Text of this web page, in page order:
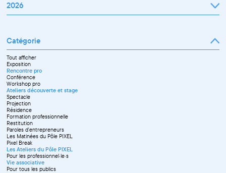
2026
Avril
Mai
Juin
Septembre
Octobre
Novembre
Catégorie
Tout afficher
Exposition
Rencontre pro
Conférence
Workshop pro
Ateliers découverte et stage
Spectacle
Projection
Résidence
Formation professionnelle
Restitution
Paroles d'entrepreneurs
Les Matinées du Pôle PIXEL
Pixel Break
Les Ateliers du Pôle PIXEL
Pour les professionnel·le·s
Vie associative
Pour tous les publics